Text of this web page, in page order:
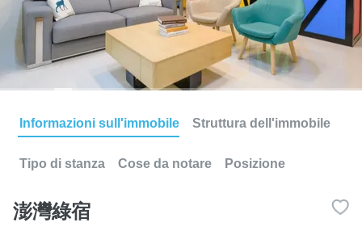
Informazioni sull'immobile Struttura dell'immobile
Tipo di stanza Cose da notare Posizione
澎灣綠宿